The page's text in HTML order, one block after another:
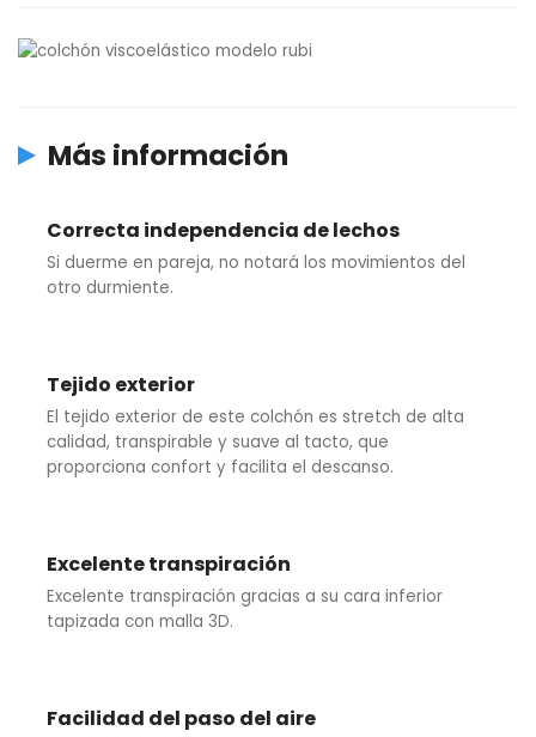
Más información
Correcta independencia de lechos
Si duerme en pareja, no notará los movimientos del
otro durmiente.
Tejido exterior
El tejido exterior de este colchón es stretch de alta
calidad, transpirable y suave al tacto, que
proporciona confort y facilita el descanso.
Excelente transpiración
Excelente transpiración gracias a su cara inferior
tapizada con malla 3D.
Facilidad del paso del aire